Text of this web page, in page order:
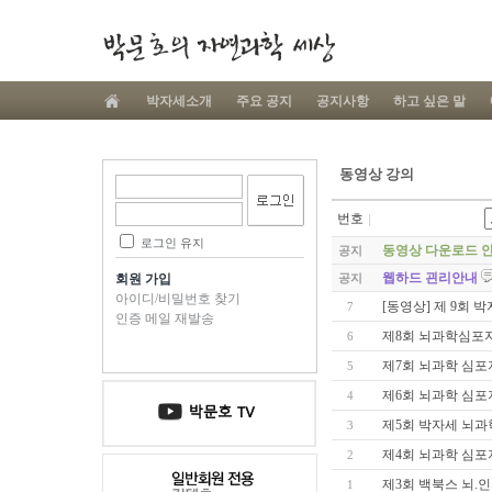
박자세소개 주요 공지 공지사항 하고 싶은 말
로그인 유지
회원 가입
아이디/비밀번호 찾기
인증 메일 재발송
동영상 강의
번호
공지 동영상 다운로드
공지 웹하드 괸리안내
7 [동영상] 제 9회 박
6 제8회 뇌과학심포
5 제7회 뇌과학 심포
4 제6회 뇌과학 심포
3 제5회 박자세 뇌
2 제4회 뇌과학 심포
1 제3회 백북스 뇌.